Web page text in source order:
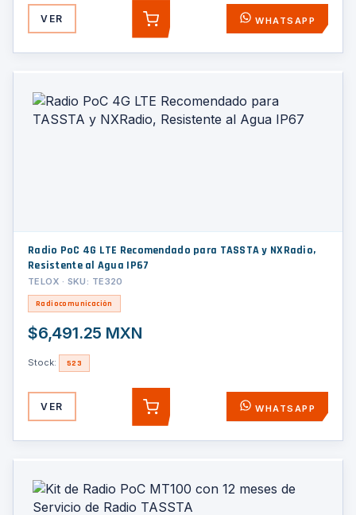
VER AGREGAR WHATSAPP
Radio PoC 4G LTE Recomendado para TASSTA y NXRadio,
Resistente al Agua IP67
TELOX · SKU: TE320
Radiocomunicación
$6,491.25 MXN
Stock: 523
VER AGREGAR WHATSAPP